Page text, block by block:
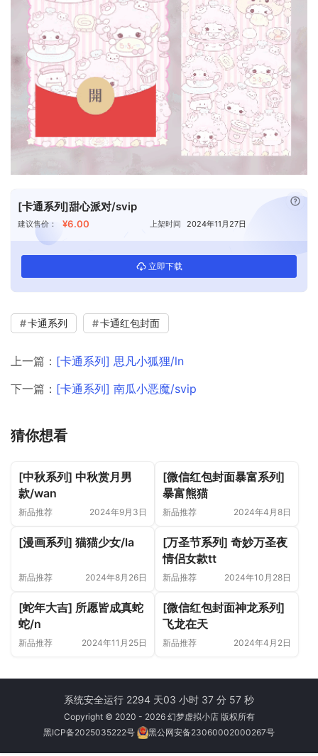
[卡通系列]甜心派对/svip
建议售价： ¥6.00 上架时间 2024年11月27日
立即下载
已
卡通系列 卡通红包封面
上一篇： [卡通系列] 思凡小狐狸/ln
下一篇： [卡通系列] 南瓜小恶魔/svip
猜你想看
[中秋系列] 中秋赏月男
款/wan
新品推荐 2024年9月3日
[微信红包封面暴富系列]
暴富熊猫
新品推荐 2024年4月8日
[漫画系列] 猫猫少女/la
新品推荐 2024年8月26日
[万圣节系列] 奇妙万圣夜
情侣女款tt
新品推荐 2024年10月28日
[蛇年大吉] 所愿皆成真蛇
蛇/n
新品推荐 2024年11月25日
[微信红包封面神龙系列]
飞龙在天
新品推荐 2024年4月2日
系统安全运行 2294 天03 小时 37 分 57 秒
Copyright © 2020 - 2026 幻梦虚拟小店 版权所有
黑ICP备2025035222号
黑公网安备23060002000267号